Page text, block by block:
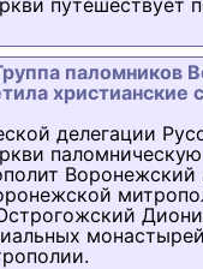
путешествует
паломников
христианские
делегации
Воронежский
монастырей